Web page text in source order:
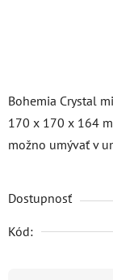
Bohemia Crystal
170 x 170 x 164
možno umývať v
Dostupnosť
Kód: